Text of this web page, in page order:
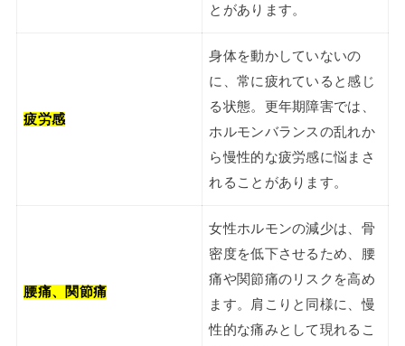
とがあります。
疲労感
身体を動かしていないの
に、常に疲れていると感じ
る状態。更年期障害では、
ホルモンバランスの乱れか
ら慢性的な疲労感に悩まさ
れることがあります。
腰痛、関節痛
女性ホルモンの減少は、骨
密度を低下させるため、腰
痛や関節痛のリスクを高め
ます。肩こりと同様に、慢
性的な痛みとして現れるこ